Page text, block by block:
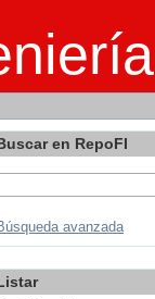
en RepoFI
avanzada